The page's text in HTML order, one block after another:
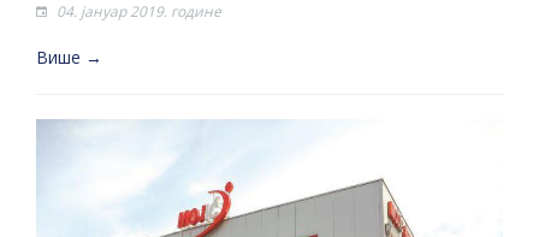
04. јануар 2019. године
Више →